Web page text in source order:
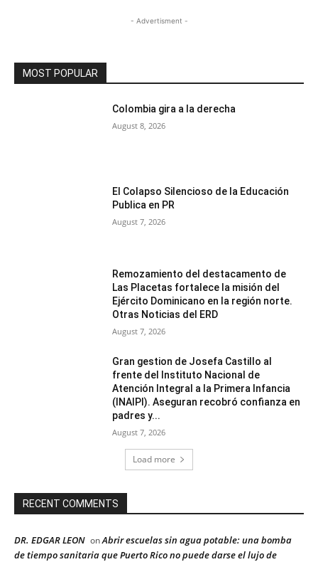
- Advertisment -
MOST POPULAR
Colombia gira a la derecha
August 8, 2026
El Colapso Silencioso de la Educación
Publica en PR
August 7, 2026
Remozamiento del destacamento de
Las Placetas fortalece la misión del
Ejército Dominicano en la región norte.
Otras Noticias del ERD
August 7, 2026
Gran gestion de Josefa Castillo al
frente del Instituto Nacional de
Atención Integral a la Primera Infancia
(INAIPI). Aseguran recobró confianza en
padres y...
August 7, 2026
Load more
RECENT COMMENTS
DR. EDGAR LEON onAbrir escuelas sin agua potable: una bomba
de tiempo sanitaria que Puerto Rico no puede darse el lujo de